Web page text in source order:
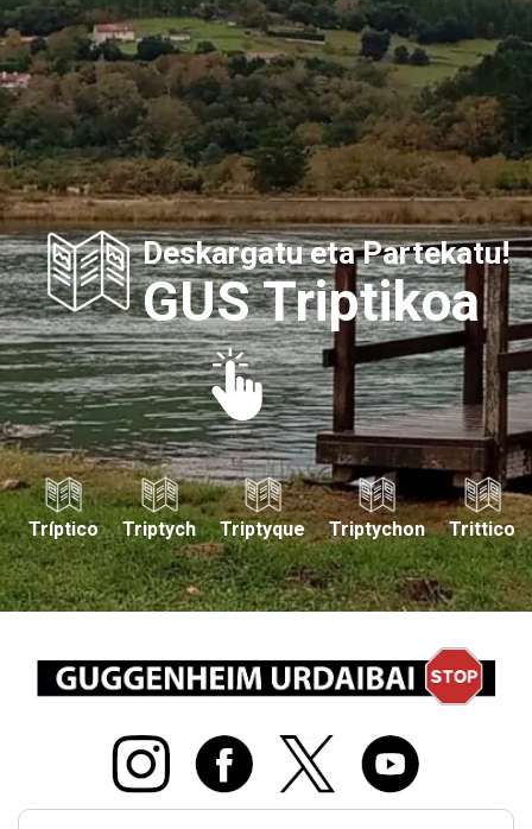
Deskargatu eta Partekatu!
GUS Triptikoa
Tríptico Triptych Triptyque Triptychon Trittico